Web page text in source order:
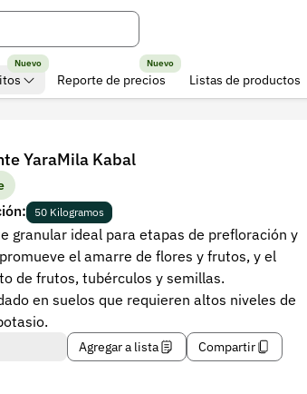
Nuevo
Reporte de precios
Nuevo
Listas de productos
YaraMila Kabal
50 Kilogramos
granular ideal para etapas de prefloración y
el amarre de flores y frutos, y el
de frutos, tubérculos y semillas.
en suelos que requieren altos niveles de
Agregar a lista Compartir